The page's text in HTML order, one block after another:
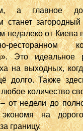
а главное
станет
недалеко от Киева
ресторанном
Это идеальное
на выходных,
долго. Также
количество
от недели до
экономя на
границу.